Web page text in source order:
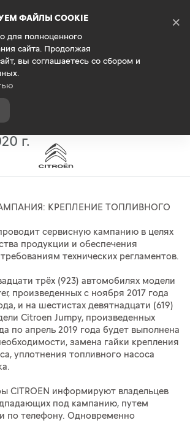
ФАЙЛЫ COOKIE
для полноценного
сайта. Продолжая
вы соглашаетесь со сбором и
×
Новости
КАМПАНИЯ:
ТОПЛИВНОГО
г.
сервисную кампанию в целях
продукции и обеспечения
технических регламентов.
трёх (923) автомобилях модели
произведенных с ноября 2017 года
и на шестистах девятнадцати (619)
Citroen Jumpy, произведенных
по апрель 2019 года будет выполнена
замена гайки крепления
уплотнения топливного насоса
CITROEN информируют владельцев
под кампанию, путем
по телефону. Одновременно